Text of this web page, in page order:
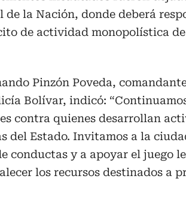
de la Nación, donde deberá
de actividad monopolística
Pinzón Poveda,
Bolívar, indicó:
contra quienes desarrollan
del Estado. Invitamos a la
conductas y a apoyar el juego
los recursos destinados a